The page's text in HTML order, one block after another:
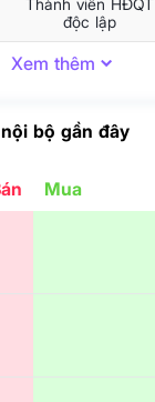
Thành viên HĐQT
độc lập
Xem thêm
bộ gần đây
Mua